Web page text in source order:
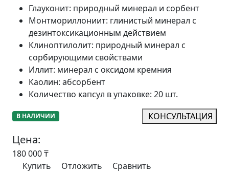
Глауконит: природный минерал и сорбент
Монтмориллониит: глинистый минерал с
дезинтоксикационным действием
Клиноптилолит: природный минерал с
сорбирующими свойствами
Иллит: минерал с оксидом кремния
Каолин: абсорбент
Количество капсул в упаковке: 20 шт.
В НАЛИЧИИ КОНСУЛЬТАЦИЯ
Цена:
180 000₸
Купить
Отложить
Сравнить